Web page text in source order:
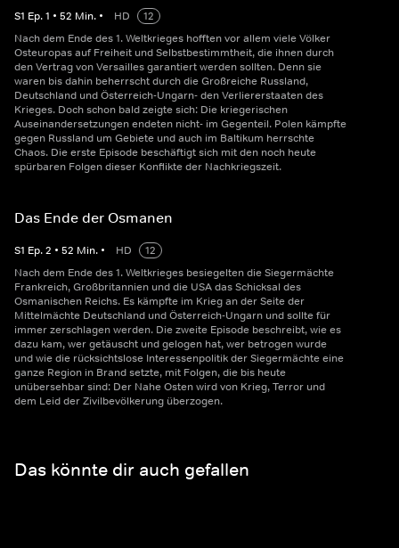
S1 Ep.1 • 52 Min. • HD
12
Nach dem Ende des 1. Weltkrieges hofften vor allem viele Völker
Osteuropas auf Freiheit und Selbstbestimmtheit, die ihnen durch
den Vertrag von Versailles garantiert werden sollten. Denn sie
waren bis dahin beherrscht durch die Großreiche Russland,
Deutschland und Österreich-Ungarn- den Verliererstaaten des
Krieges. Doch schon bald zeigte sich: Die kriegerischen
Auseinandersetzungen endeten nicht- im Gegenteil. Polen kämpfte
gegen Russland um Gebiete und auch im Baltikum herrschte
Chaos. Die erste Episode beschäftigt sich mit den noch heute
spürbaren Folgen dieser Konflikte der Nachkriegszeit.
Das Ende der Osmanen
S1 Ep.2 • 52 Min. • HD
12
Nach dem Ende des 1. Weltkrieges besiegelten die Siegermächte
Frankreich, Großbritannien und die USA das Schicksal des
Osmanischen Reichs. Es kämpfte im Krieg an der Seite der
Mittelmächte Deutschland und Österreich-Ungarn und sollte für
immer zerschlagen werden. Die zweite Episode beschreibt, wie es
dazu kam, wer getäuscht und gelogen hat, wer betrogen wurde
und wie die rücksichtslose Interessenpolitik der Siegermächte eine
ganze Region in Brand setzte, mit Folgen, die bis heute
unübersehbar sind: Der Nahe Osten wird von Krieg, Terror und
dem Leid der Zivilbevölkerung überzogen.
Das könnte dir auch gefallen